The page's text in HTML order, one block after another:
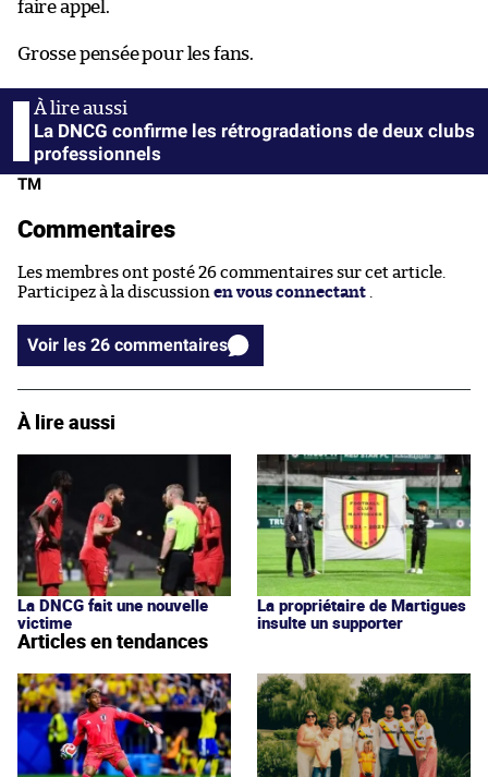
faire appel.
Grosse pensée pour les fans.
La DNCG confirme les rétrogradations de deux clubs
professionnels
TM
Commentaires
Les membres ont posté 26 commentaires sur cet article.
Participez à la discussion en vous connectant
Voir les 26 commentaires
À lire aussi
La DNCG fait une nouvelle
victime
La propriétaire de Martigues
insulte un supporter
Articles en tendances